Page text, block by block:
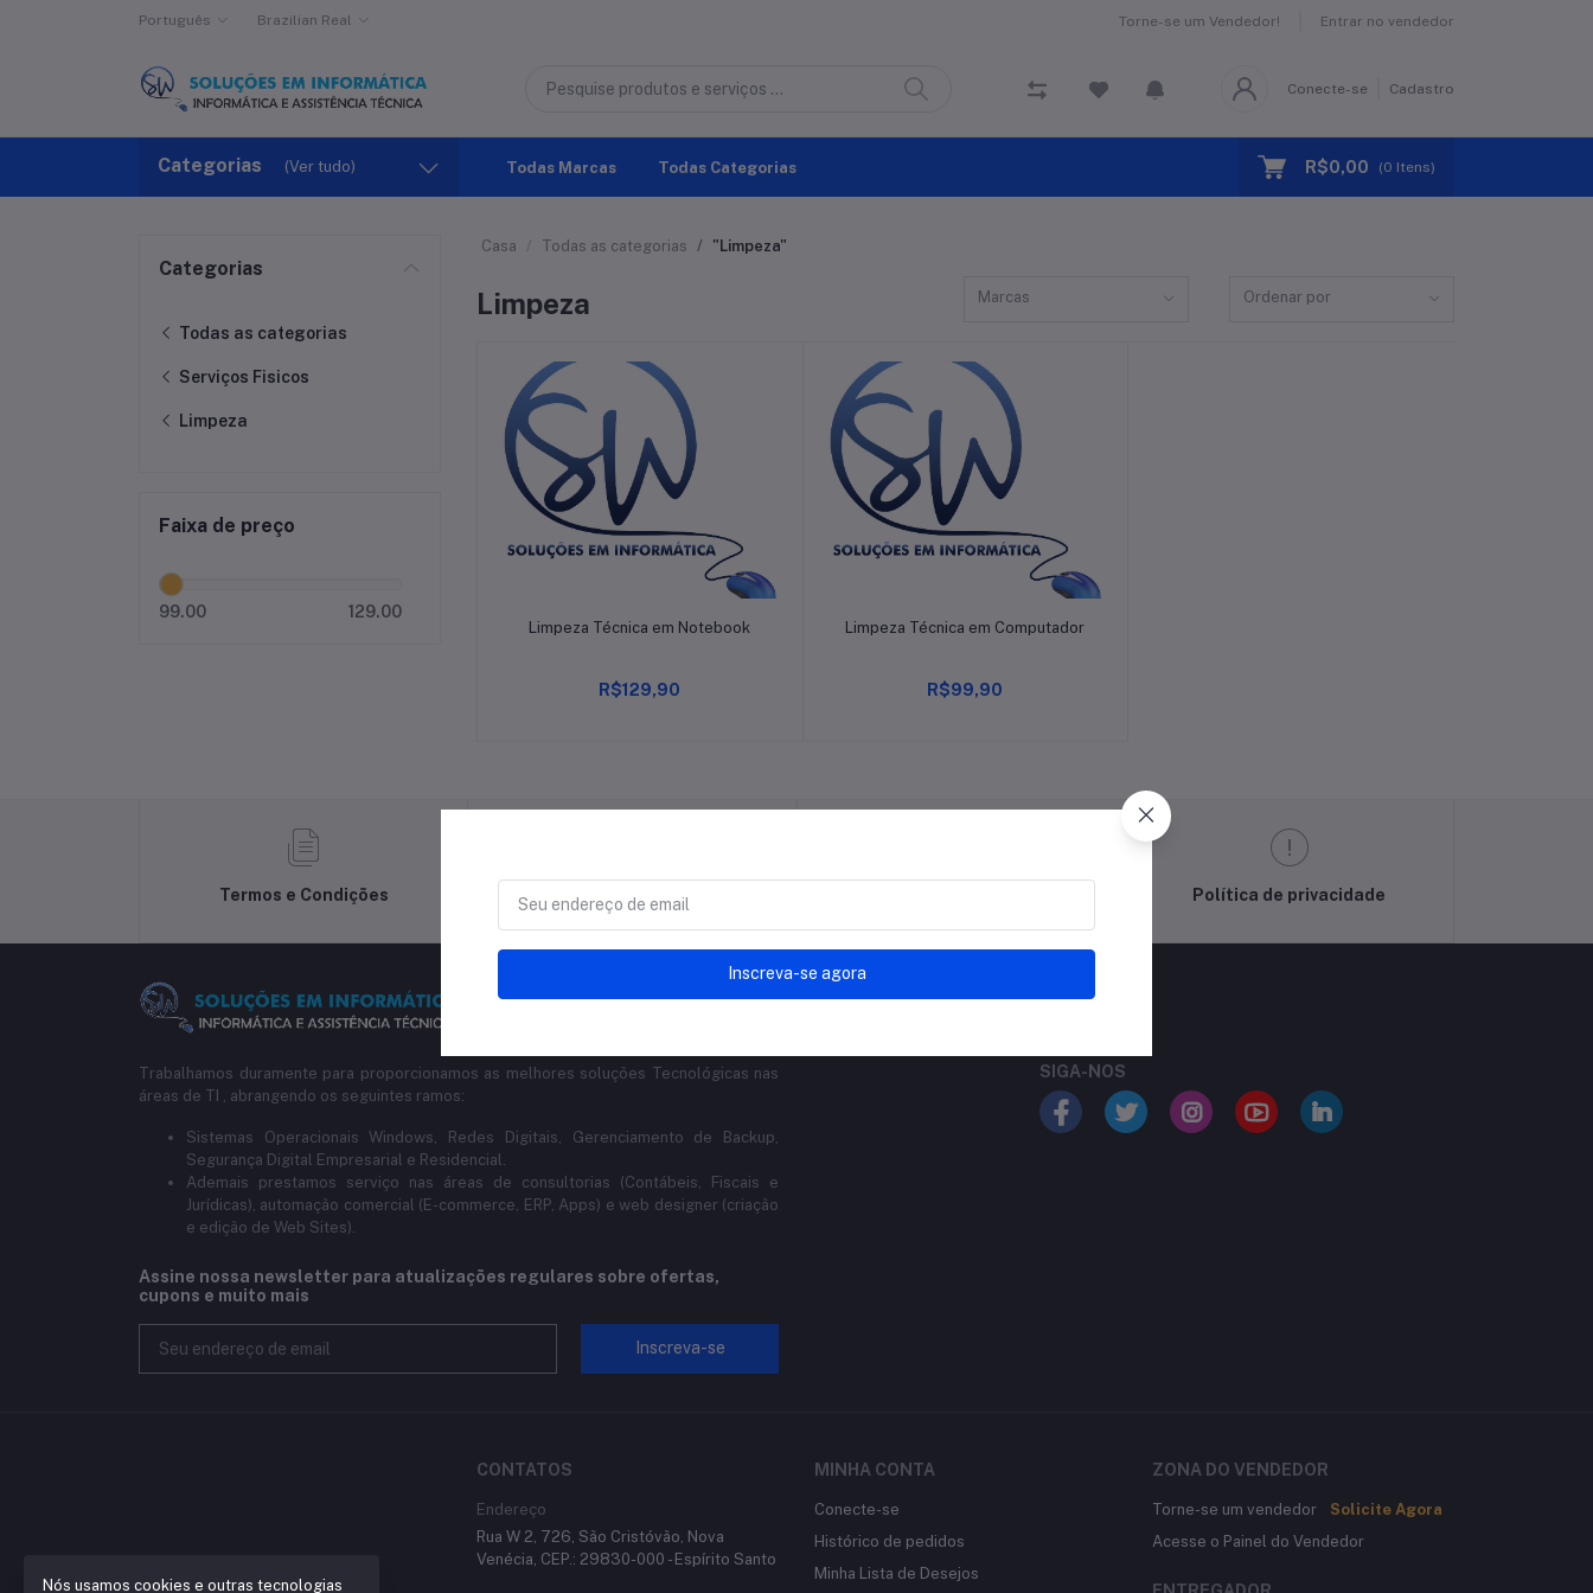
Português Brazilian Real Torne-se um Vendedor! Entrar no vendedor
Conecte-se Cadastro
Categorias (Ver tudo) Todas Marcas Todas Categorias R$0,00 (0 Itens)
Categorias
Todas as categorias
Serviços Fisicos
Limpeza
Faixa de preço
99.00 129.00
Casa Todas as categorias "Limpeza"
Limpeza Marcas Ordenar por
Adicionar ao Carrinho
Limpeza Técnica em Notebook
R$129,90
Adicionar ao Carrinho
Limpeza Técnica em Computador
R$99,90
Termos e Condições
Política de devolução
Política de privacidade
Trabalhamos duramente para proporcionamos as melhores soluções Tecnológicas nas
áreas de TI , abrangendo os seguintes ramos:
Sistemas Operacionais Windows, Redes Digitais, Gerenciamento de Backup,
Segurança Digital Empresarial e Residencial.
Ademais prestamos serviço nas áreas de consultorias (Contábeis, Fiscais e
Jurídicas), automação comercial (E-commerce, ERP, Apps) e web designer (criação
e edição de Web Sites).
Assine nossa newsletter para atualizações regulares sobre ofertas,
cupons e muito mais
Inscreva-se
SIGA-NOS
CONTATOS
Endereço
Rua W 2, 726, São Cristóvão, Nova
Venécia, CEP.: 29830-000 - Espírito Santo
MINHA CONTA
Conecte-se
Histórico de pedidos
Minha Lista de Desejos
ZONA DO VENDEDOR
Torne-se um vendedor
Solicite Agora
Acesse o Painel do Vendedor
Nós usamos cookies e outras tecnologias
Inscreva-se agora